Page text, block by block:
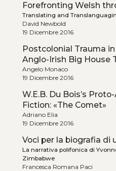
Forefronting Welsh
Translating and
David Newbold
19 Dicembre 2016
Postcolonial Trauma
Anglo-Irish Big House
Angelo Monaco
19 Dicembre 2016
W.E.B. Du Bois’s
Fiction: «The Comet»
Adriano Elia
19 Dicembre 2016
Voci per la biografia di
La narrativa polifonica di
Zimbabwe
Francesca Romana Paci